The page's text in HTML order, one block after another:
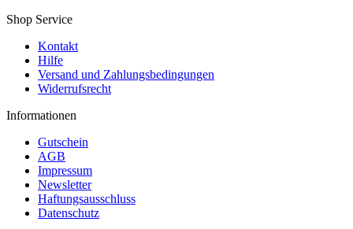
Shop Service
Kontakt
Hilfe
Versand und Zahlungsbedingungen
Widerrufsrecht
Informationen
Gutschein
AGB
Impressum
Newsletter
Haftungsausschluss
Datenschutz